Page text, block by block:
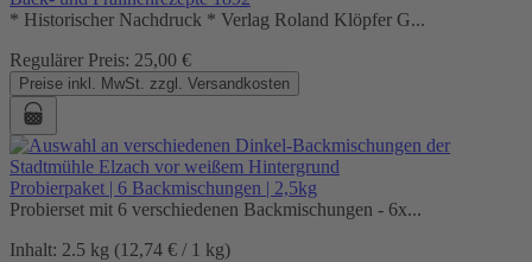
* Historischer Nachdruck * Verlag Roland Klöpfer G...
Regulärer Preis: 25,00 €
Preise inkl. MwSt. zzgl. Versandkosten
Probierpaket | 6 Backmischungen | 2,5kg
Probierset mit 6 verschiedenen Backmischungen - 6x...
Inhalt: 2.5 kg (12,74 € / 1 kg)